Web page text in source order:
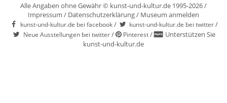
Alle Angaben ohne Gewähr © kunst-und-kultur.de 1995-2026 /
Impressum / Datenschutzerklärung/ Museum anmelden
kunst-und-kultur.de bei facebook/ kunst-und-kultur.de bei twitter/
Neue Ausstellungen bei twitter/ Pinterest/
Unterstützen Sie
kunst-und-kultur.de